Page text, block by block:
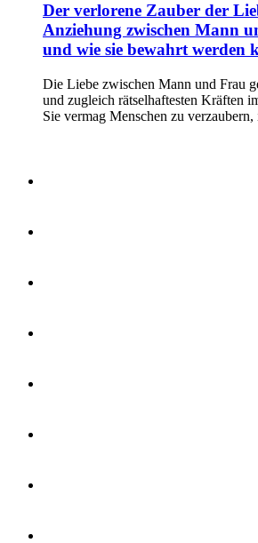
Der verlorene Zauber der
Anziehung zwischen Mann
und wie sie bewahrt werden
Die Liebe zwischen Mann und Frau
und zugleich rätselhaftesten Kräften
Sie vermag Menschen zu